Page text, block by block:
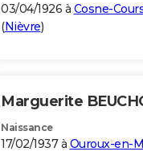
03/04/1926 à Cosne-
(Nièvre)
Marguerite
Naissance
17/02/1937 à Ouroux-en-